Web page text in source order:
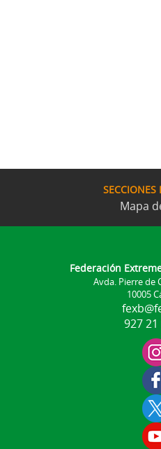
SECCIONES
Mapa
Federación
Avda. Pierre de
10005
927 21